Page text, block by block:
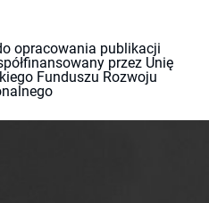
opracowania publikacji
przez Unię
Funduszu Rozwoju